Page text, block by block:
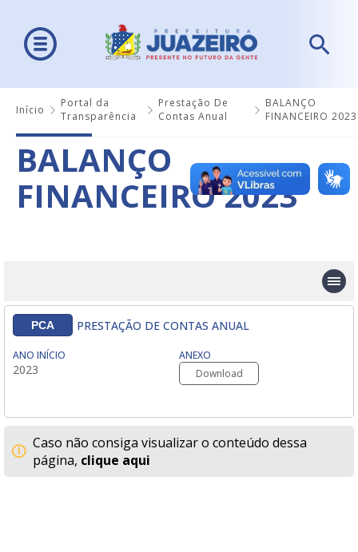
Início
Portal da
Transparência
Prestação De
Contas Anual
BALANÇO
FINANCEIRO 2023
BALANÇO
FINANCEIRO 2023
PCA PRESTAÇÃO DE CONTAS ANUAL
ANO INÍCIO
2023
ANEXO
Download
Caso não consiga visualizar o conteúdo dessa
página, clique aqui